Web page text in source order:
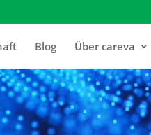
Blog Über careva